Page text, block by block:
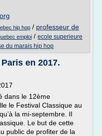
hip hop / professeur de
emploi / ecole superieure
du marais hip hop
en 2017.
dans le 12ème
le Festival Classique au
la mi-septembre. Il
Le but de cette
public de profiter de la